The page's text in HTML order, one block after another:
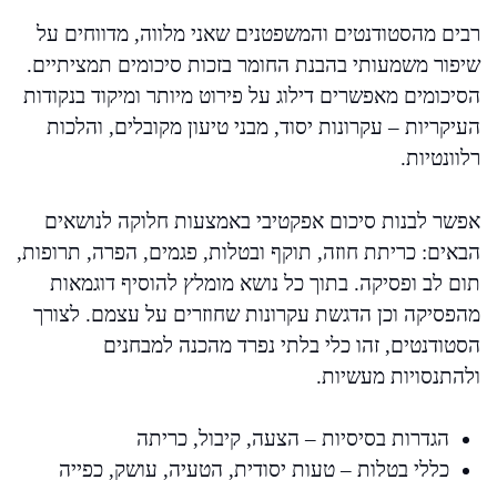
רבים מהסטודנטים והמשפטנים שאני מלווה, מדווחים על
שיפור משמעותי בהבנת החומר בזכות סיכומים תמציתיים.
הסיכומים מאפשרים דילוג על פירוט מיותר ומיקוד בנקודות
העיקריות – עקרונות יסוד, מבני טיעון מקובלים, והלכות
רלוונטיות.
אפשר לבנות סיכום אפקטיבי באמצעות חלוקה לנושאים
הבאים: כריתת חוזה, תוקף ובטלות, פגמים, הפרה, תרופות,
תום לב ופסיקה. בתוך כל נושא מומלץ להוסיף דוגמאות
מהפסיקה וכן הדגשת עקרונות שחוזרים על עצמם. לצורך
הסטודנטים, זהו כלי בלתי נפרד מהכנה למבחנים
ולהתנסויות מעשיות.
הגדרות בסיסיות – הצעה, קיבול, כריתה
כללי בטלות – טעות יסודית, הטעיה, עושק, כפייה